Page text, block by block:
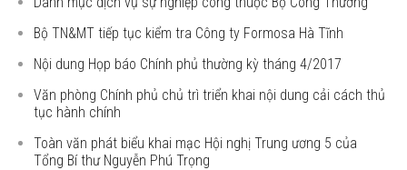
Bộ TN&MT tiếp tục kiểm tra Công ty Formosa Hà Tĩnh
Nội dung Họp báo Chính phủ thường kỳ tháng 4/2017
Văn phòng Chính phủ chủ trì triển khai nội dung cải cách thủ
tục hành chính
Toàn văn phát biểu khai mạc Hội nghị Trung ương 5 của
Tổng Bí thư Nguyễn Phú Trọng